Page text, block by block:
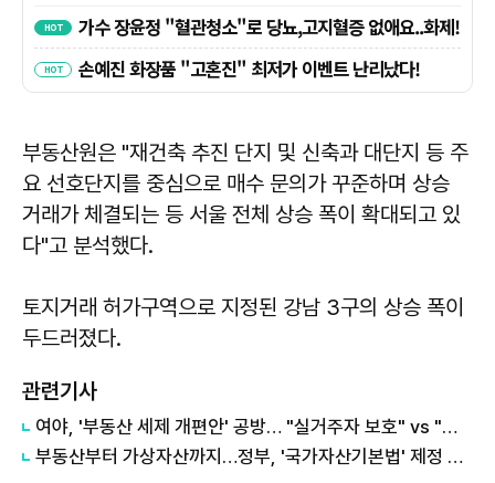
부동산원은 "재건축 추진 단지 및 신축과 대단지 등 주
요 선호단지를 중심으로 매수 문의가 꾸준하며 상승
거래가 체결되는 등 서울 전체 상승 폭이 확대되고 있
다"고 분석했다.
토지거래 허가구역으로 지정된 강남 3구의 상승 폭이
두드러졌다.
관련기사
여야, '부동산 세제 개편안' 공방… "실거주자 보호" vs "무책임의 극치"
부동산부터 가상자산까지…정부, '국가자산기본법' 제정 추진